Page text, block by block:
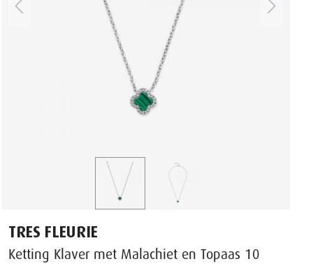
TRES FLEURIE
Ketting Klaver met Malachiet en Topaas 10